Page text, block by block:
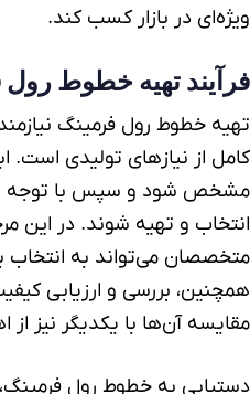
ویژه‌ای در بازار کسب کند.
فرآیند تهیه خطوط
تهیه خطوط رول فرمینگ
کامل از نیازهای تولیدی است.
مشخص شود و سپس با توجه
انتخاب و تهیه شوند. در این
متخصصان می‌تواند به
همچنین، بررسی و ارزیابی
مقایسه آن‌ها با یکدیگر نیز از
دستیابی به خطوط رول